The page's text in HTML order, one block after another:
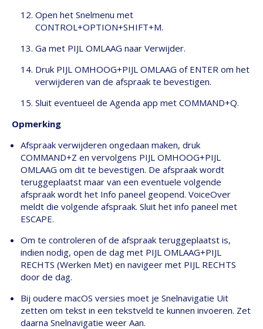
Open het Snelmenu met
CONTROL+OPTION+SHIFT+M.
Ga met PIJL OMLAAG naar Verwijder.
Druk PIJL OMHOOG+PIJL OMLAAG of ENTER om het
verwijderen van de afspraak te bevestigen.
Sluit eventueel de Agenda app met COMMAND+Q.
Opmerking
Afspraak verwijderen ongedaan maken, druk
COMMAND+Z en vervolgens PIJL OMHOOG+PIJL
OMLAAG om dit te bevestigen. De afspraak wordt
teruggeplaatst maar van een eventuele volgende
afspraak wordt het Info paneel geopend. VoiceOver
meldt die volgende afspraak. Sluit het info paneel met
ESCAPE.
Om te controleren of de afspraak teruggeplaatst is,
indien nodig, open de dag met PIJL OMLAAG+PIJL
RECHTS (Werken Met) en navigeer met PIJL RECHTS
door de dag.
Bij oudere macOS versies moet je Snelnavigatie Uit
zetten om tekst in een tekstveld te kunnen invoeren. Zet
daarna Snelnavigatie weer Aan.